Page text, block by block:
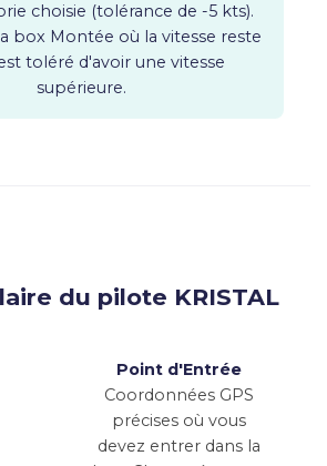
choisie (tolérance de -5 kts).
box Montée où la vitesse reste
toléré d'avoir une vitesse
supérieure.
du pilote KRISTAL
Point d'Entrée
Coordonnées GPS
précises où vous
devez entrer dans la